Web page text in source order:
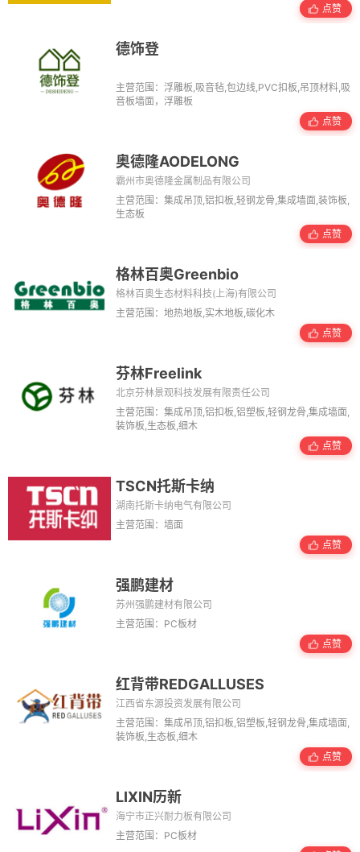
点赞
德饰登
主营范围：浮雕板,吸音毡,包边线,PVC扣板,吊顶材料,吸
音板墙面，浮雕板
点赞
奥德隆AODELONG
霸州市奥德隆金属制品有限公司
主营范围：集成吊顶,铝扣板,轻钢龙骨,集成墙面,装饰板,
生态板
点赞
格林百奥Greenbio
格林百奥生态材料科技(上海)有限公司
主营范围：地热地板,实木地板,碳化木
点赞
芬林Freelink
北京芬林景观科技发展有限责任公司
主营范围：集成吊顶,铝扣板,铝塑板,轻钢龙骨,集成墙面,
装饰板,生态板,细木
点赞
TSCN托斯卡纳
湖南托斯卡纳电气有限公司
主营范围：墙面
点赞
强鹏建材
苏州强鹏建材有限公司
主营范围：PC板材
点赞
红背带REDGALLUSES
江西省东源投资发展有限公司
主营范围：集成吊顶,铝扣板,铝塑板,轻钢龙骨,集成墙面,
装饰板,生态板,细木
点赞
LIXIN历新
海宁市正兴耐力板有限公司
主营范围：PC板材